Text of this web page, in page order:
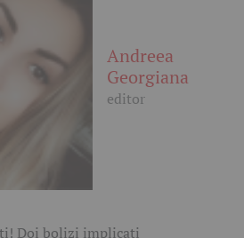
Andreea
Georgiana
editor